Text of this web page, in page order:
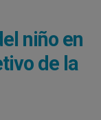
niño en
de la